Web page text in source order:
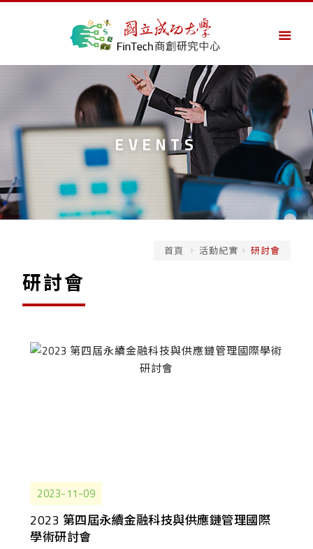
EVENTS
首頁 活動紀實 研討會
研討會
2023-11-09
2023 第四屆永續金融科技與供應鏈管理國際
學術研討會